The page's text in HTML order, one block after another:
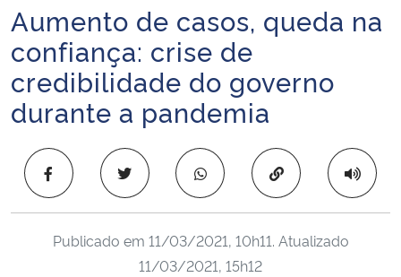
Ministério da Infraestrutura
Ministério da Agricultura, Pecuária e Abastecimento
Ministério da Educação
Ministério da Cidadania
Ministério da Saúde
Ministério de Minas e Energia
Início do conteúdo
Aumento de casos, queda na
confiança: crise de
credibilidade do governo
durante a pandemia
Copiar para área
Publicado em 11/03/2021, 10h11. Atualizado
11/03/2021, 15h12